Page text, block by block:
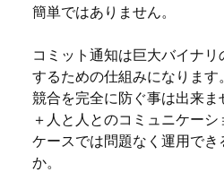
簡単ではありません。
コミット通知は巨大バイナ
するための仕組みになります。
競合を完全に防ぐ事は出来
＋人と人とのコミュニケー
ケースでは問題なく運用でき
か。